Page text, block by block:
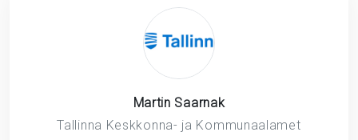
Martin Saarnak
Tallinna Keskkonna- ja Kommunaalamet